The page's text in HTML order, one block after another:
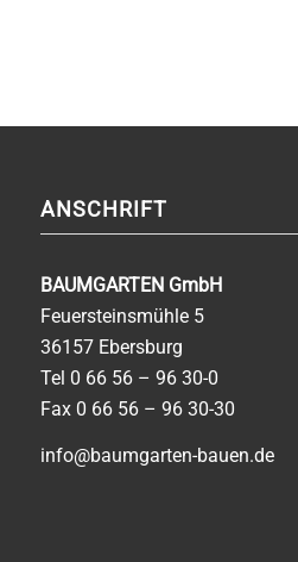
ANSCHRIFT
BAUMGARTEN GmbH
Feuersteinsmühle 5
36157 Ebersburg
Tel 0 66 56 – 96 30-0
Fax 0 66 56 – 96 30-30
info@baumgarten-bauen.de